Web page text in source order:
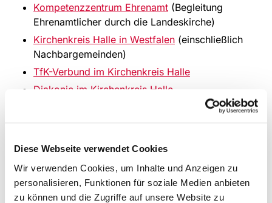
Diese Webseite verwendet Cookies
Wir verwenden Cookies, um Inhalte und Anzeigen zu
personalisieren, Funktionen für soziale Medien anbieten
zu können und die Zugriffe auf unsere Website zu
Kompetenzzentrum Ehrenamt (Begleitung
Ehrenamtlicher durch die Landeskirche)
Kirchenkreis Halle in Westfalen (einschließlich
Nachbargemeinden)
TfK-Verbund im Kirchenkreis Halle
Diakonie im Kirchenkreis Halle
Katholischer Pastoralverbund Stockkämpen
Evangelische Kirche am La Plata
Irente Children's Home